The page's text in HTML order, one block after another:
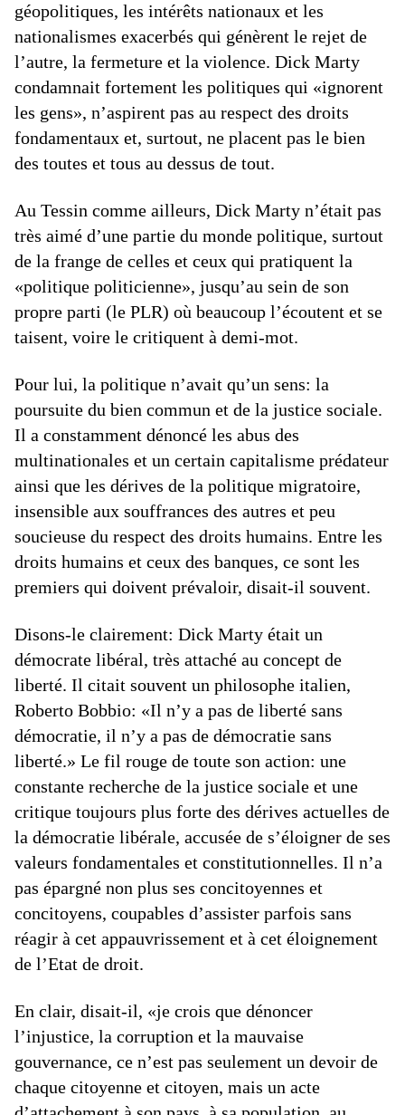
géopolitiques, les intérêts nationaux et les
nationalismes exacerbés qui génèrent le rejet de
l’autre, la fermeture et la violence. Dick Marty
condamnait fortement les politiques qui «ignorent
les gens», n’aspirent pas au respect des droits
fondamentaux et, surtout, ne placent pas le bien
des toutes et tous au dessus de tout.
Au Tessin comme ailleurs, Dick Marty n’était pas
très aimé d’une partie du monde politique, surtout
de la frange de celles et ceux qui pratiquent la
«politique politicienne», jusqu’au sein de son
propre parti (le PLR) où beaucoup l’écoutent et se
taisent, voire le critiquent à demi-mot.
Pour lui, la politique n’avait qu’un sens: la
poursuite du bien commun et de la justice sociale.
Il a constamment dénoncé les abus des
multinationales et un certain capitalisme prédateur
ainsi que les dérives de la politique migratoire,
insensible aux souffrances des autres et peu
soucieuse du respect des droits humains. Entre les
droits humains et ceux des banques, ce sont les
premiers qui doivent prévaloir, disait-il souvent.
Disons-le clairement: Dick Marty était un
démocrate libéral, très attaché au concept de
liberté. Il citait souvent un philosophe italien,
Roberto Bobbio: «Il n’y a pas de liberté sans
démocratie, il n’y a pas de démocratie sans
liberté.» Le fil rouge de toute son action: une
constante recherche de la justice sociale et une
critique toujours plus forte des dérives actuelles de
la démocratie libérale, accusée de s’éloigner de ses
valeurs fondamentales et constitutionnelles. Il n’a
pas épargné non plus ses concitoyennes et
concitoyens, coupables d’assister parfois sans
réagir à cet appauvrissement et à cet éloignement
de l’Etat de droit.
En clair, disait-il, «je crois que dénoncer
l’injustice, la corruption et la mauvaise
gouvernance, ce n’est pas seulement un devoir de
chaque citoyenne et citoyen, mais un acte